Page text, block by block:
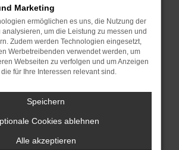
auf dem neuesten Stand
birgt nicht nur ein
sondern kann auch dazu
bestimmte Funktionen nicht mehr
an den Webseitenbetreiber.
oben genannten Schritte versucht
uns bitte. Wir werden
das Problem zu beheben. Du kannst
schicken, um uns bei der
Marketing
ermöglichen es uns, die Nutzung der
analysieren, um die Leistung zu messen und
Zudem werden Technologien eingesetzt,
Werbetreibenden verwendet werden, um
Webseiten zu verfolgen und um Anzeigen
für Ihre Interessen relevant sind.
Speichern
Cookies ablehnen
Alle akzeptieren